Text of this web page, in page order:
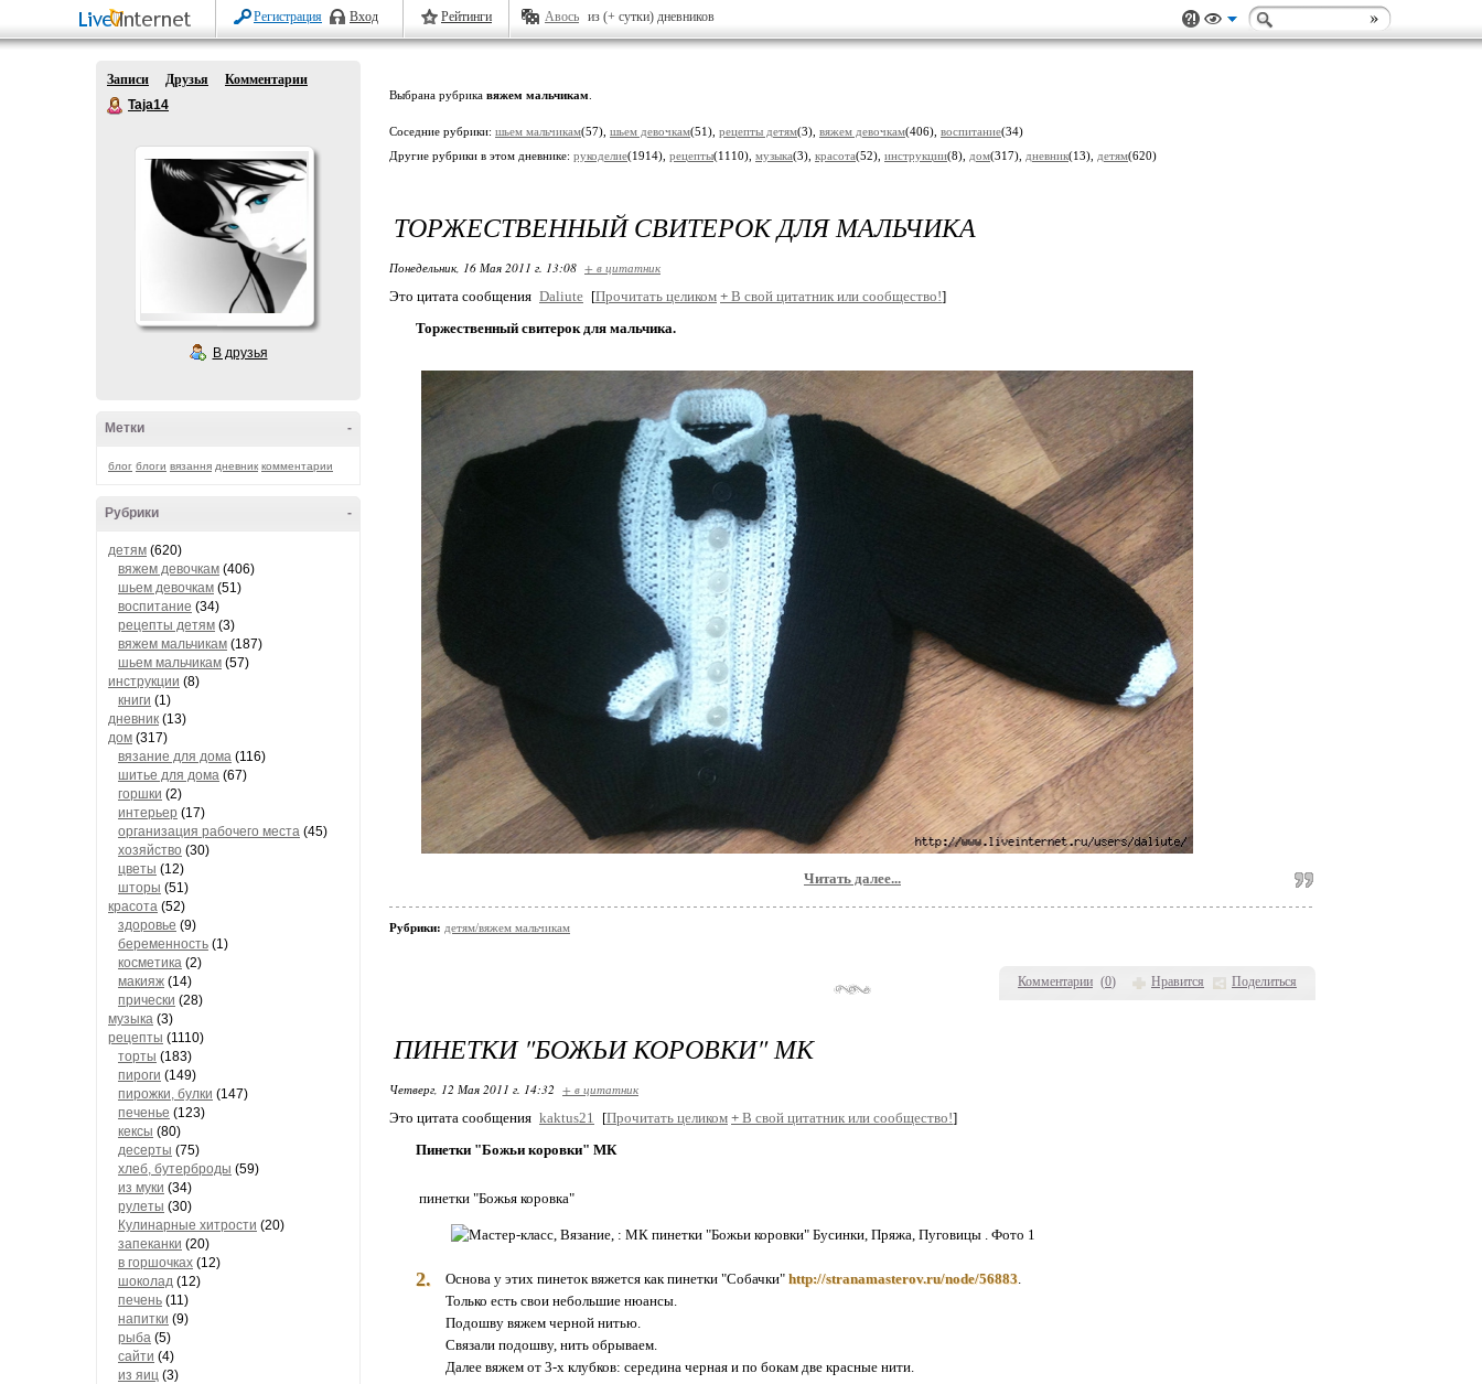
Регистрация Вход Рейтинги Авось из (+ сутки) дневников
Записи Друзья
Комментарии
Taja14
В друзья
-
Метки
блог блоги вязання дневник комментарии
-
Рубрики
детям (620)
вяжем девочкам (406)
шьем девочкам (51)
воспитание (34)
рецепты детям (3)
вяжем мальчикам (187)
шьем мальчикам (57)
инструкции (8)
книги (1)
дневник (13)
дом (317)
вязание для дома (116)
шитье для дома (67)
горшки (2)
интерьер (17)
организация рабочего места (45)
хозяйство (30)
цветы (12)
шторы (51)
красота (52)
здоровье (9)
беременность (1)
косметика (2)
макияж (14)
прически (28)
музыка (3)
рецепты (1110)
торты (183)
пироги (149)
пирожки, булки (147)
печенье (123)
кексы (80)
десерты (75)
хлеб, бутерброды (59)
из муки (34)
рулеты (30)
Кулинарные хитрости (20)
запеканки (20)
в горшочках (12)
шоколад (12)
печень (11)
напитки (9)
рыба (5)
сайти (4)
из яиц (3)
Выбрана рубрика вяжем мальчикам
Соседние рубрики: шьем мальчикам(57), шьем девочкам(51), рецепты детям(3), вяжем девочкам(406), воспитание(34)
Другие рубрики в этом дневнике: рукоделие(1914), рецепты(1110), музыка(3), красота(52), инструкции(8), дом(317), дневник(13), детям(620)
Комментарии (0) Нравится Поделиться
ТОРЖЕСТВЕННЫЙ СВИТЕРОК ДЛЯ МАЛЬЧИКА
Понедельник, 16 Мая 2011 г. 13:08 + в цитатник
Это цитата сообщения Daliute [Прочитать целиком + В свой цитатник или сообщество!]
Торжественный свитерок для мальчика.
Читать далее...
Рубрики: детям/вяжем мальчикам
ПИНЕТКИ "БОЖЬИ КОРОВКИ" МК
Четверг, 12 Мая 2011 г. 14:32 + в цитатник
Это цитата сообщения kaktus21 [Прочитать целиком + В свой цитатник или сообщество!]
Пинетки "Божьи коровки" МК
пинетки "Божья коровка"
2. Основа у этих пинеток вяжется как пинетки "Собачки" http://stranamasterov.ru/node/56883.
Только есть свои небольшие нюансы.
Подошву вяжем черной нитью.
Связали подошву, нить обрываем.
Далее вяжем от 3-х клубков: середина черная и по бокам две красные нити.